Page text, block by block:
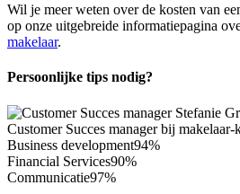
Wil je meer weten over de kosten van
op onze uitgebreide informatiepagina
makelaar.
Persoonlijke tips nodig?
Customer Succes manager bij makelaar-
Business development94%
Financial Services90%
Communicatie97%